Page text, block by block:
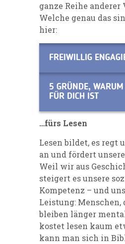
ganze Reihe anderer
Welche genau das
hier:
FREIWILLIG
5 GRÜNDE, WARUM
FÜR DICH IST
…fürs Lesen
Lesen bildet, es regt
an und fördert
Weil wir aus
steigert es unsere
Kompetenz – und
Leistung: Menschen,
bleiben länger
kostet lesen kaum
kann man sich in